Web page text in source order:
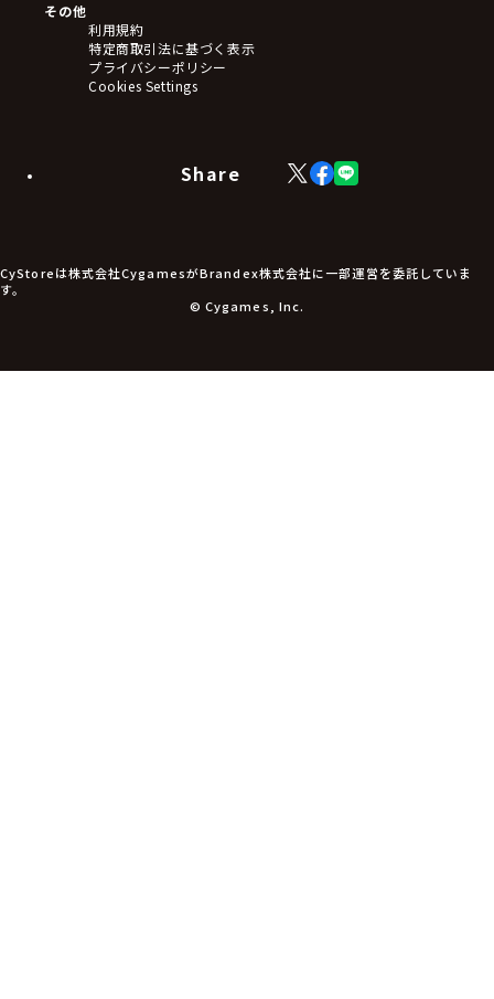
その他
利用規約
特定商取引法に基づく表示
プライバシーポリシー
Cookies Settings
Share
X
(Twitter)
Facebook
LINE
CyStoreは株式会社CygamesがBrandex株式会社に一部運営を委託していま
す。
© Cygames, Inc.